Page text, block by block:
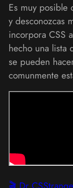
Es muy posible
y desconozcas
incorpora CSS
hecho una lista
se pueden
comunmente